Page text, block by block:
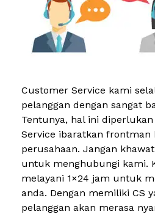
Customer Service kami
pelanggan dengan sangat
Tentunya, hal ini
Service ibaratkan frontman
perusahaan. Jangan
untuk menghubungi kami.
melayani 1×24 jam untuk
anda. Dengan memiliki CS
pelanggan akan merasa